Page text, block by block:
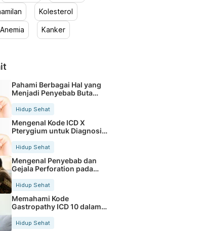
Kolesterol
Anemia Kanker
Pahami Berbagai Hal yang
Menjadi Penyebab Buta
Hidup Sehat
Mengenal Kode ICD X
Pterygium untuk Diagnosis
Hidup Sehat
Mengenal Penyebab dan
Gejala Perforation pada
Tubuh
Hidup Sehat
Memahami Kode
Gastropathy ICD 10 dalam
Rekam Medis Pasien
Hidup Sehat